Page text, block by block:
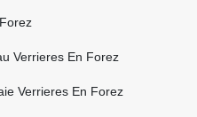
Verrieres En Forez
Verrieres En Forez